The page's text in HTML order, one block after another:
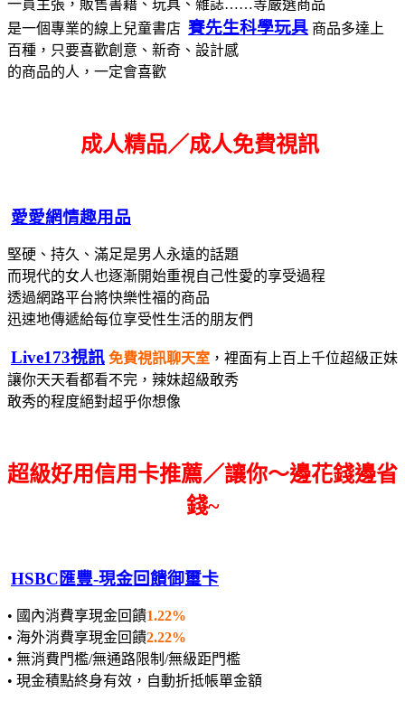
一貫主張，販售書藉、玩具、雜誌……等嚴選商品
是一個專業的線上兒童書店 賽先生科學玩具 商品多達上
百種，只要喜歡創意、新奇、設計感
的商品的人，一定會喜歡
成人精品／成人免費視訊
愛愛網情趣用品
堅硬、持久、滿足是男人永遠的話題
而現代的女人也逐漸開始重視自己性愛的享受過程
透過網路平台將快樂性福的商品
迅速地傳遞給每位享受性生活的朋友們
Live173視訊 免費視訊聊天室 ，裡面有上百上千位超級正妹
讓你天天看都看不完，辣妹超級敢秀
敢秀的程度絕對超乎你想像
超級好用信用卡推薦／讓你～邊花錢邊省
錢~
HSBC匯豐-現金回饋御璽卡
• 國內消費享現金回饋1.22%
• 海外消費享現金回饋2.22%
• 無消費門檻/無通路限制/無級距門檻
• 現金積點終身有效，自動折抵帳單金額